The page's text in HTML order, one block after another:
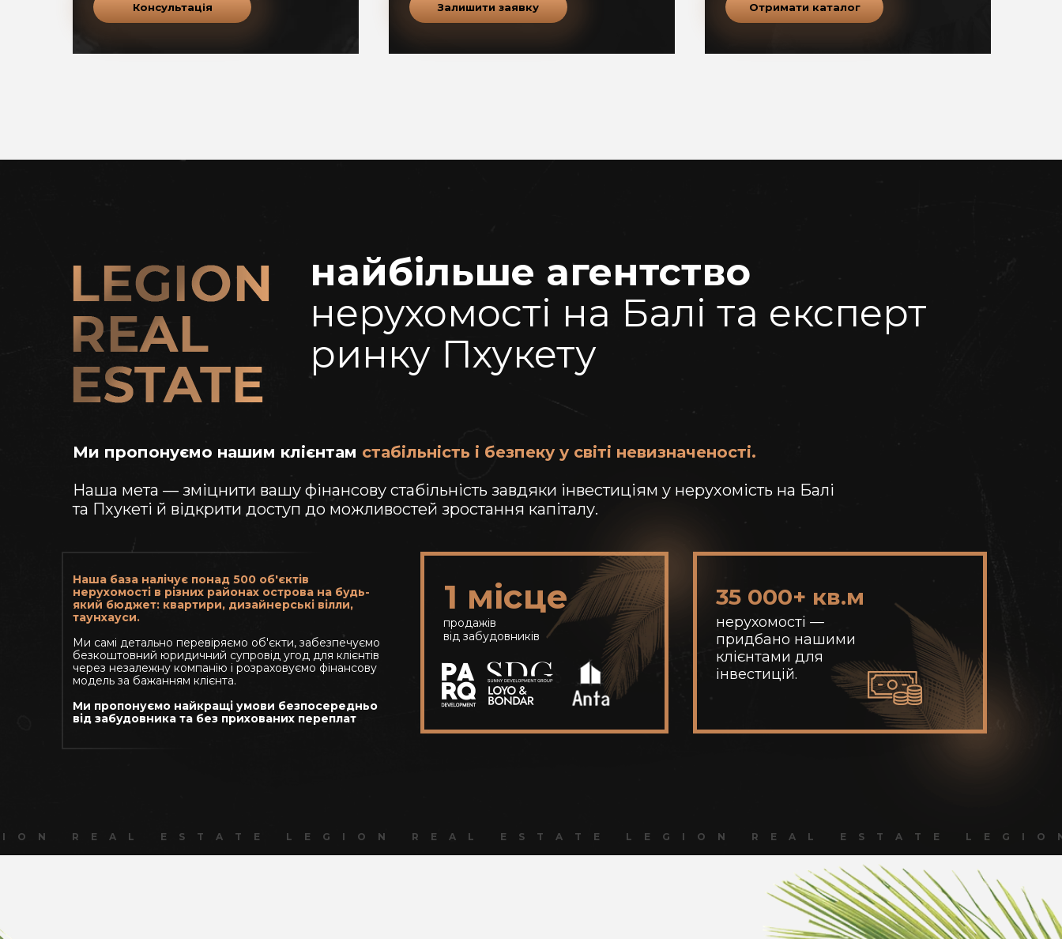
Консультація Залишити заявку Отримати каталог
найбільше агентство
нерухомості на Балі та експерт
ринку Пхукету
Наша база налічує понад 500 об'єктів
нерухомості в різних районах острова на будь-
який бюджет: квартири, дизайнерські вілли,
таунхауси.
Ми самі детально перевіряємо об'єкти, забезпечуємо
безкоштовний юридичний супровід угод для клієнтів
через незалежну компанію і розраховуємо фінансову
модель за бажанням клієнта.
Ми пропонуємо найкращі умови безпосередньо
від забудовника та без прихованих переплат
продажів
від забудовників
1 місце
REAL ESTATE LEGION REAL ESTATE LEGION REAL ESTATE
нерухомості —
придбано нашими
клієнтами для
інвестицій.
35 000+ кв.м
Ми пропонуємо нашим клієнтам стабільність і безпеку у світі невизначеності.
Наша мета — зміцнити вашу фінансову стабільність завдяки інвестиціям у нерухомість на Балі
та Пхукеті й відкрити доступ до можливостей зростання капіталу.